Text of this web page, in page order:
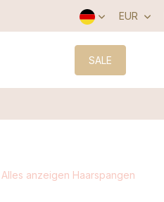
EUR
SALE
Alles anzeigen Haarspangen